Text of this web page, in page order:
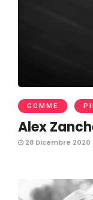
GOMME
Alex
28 Dicembre 2020